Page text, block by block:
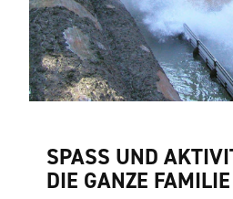
SPASS UND
IE GANZE FAMILIE